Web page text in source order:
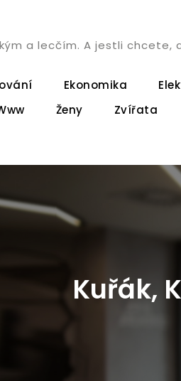
a lecčím. A jestli chcete,
Ekonomika
Ženy Zvířata
Kuřák,